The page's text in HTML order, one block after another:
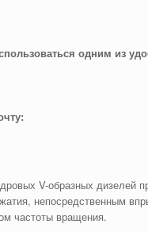
одним из
V-образных дизелей
непосредственным
частоты вращения.